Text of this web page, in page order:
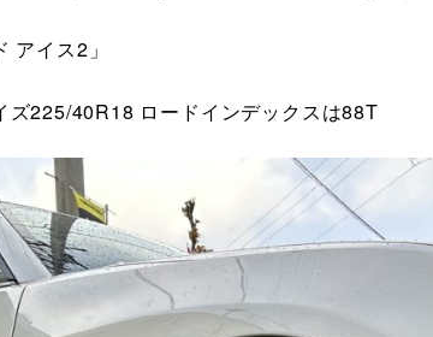
アイス2」
ズ225/40R18 ロードインデックスは88T